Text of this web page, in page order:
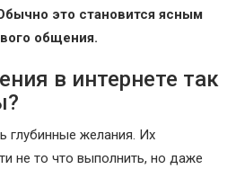
это становится ясным
общения.
в интернете так
глубинные желания. Их
не то что выполнить, но даже